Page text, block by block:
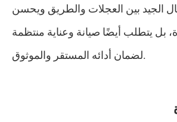
الجيد بين العجلات والطريق ويحسن
بل يتطلب أيضًا صيانة وعناية منتظمة
لضمان أدائه المستقر والموثوق.